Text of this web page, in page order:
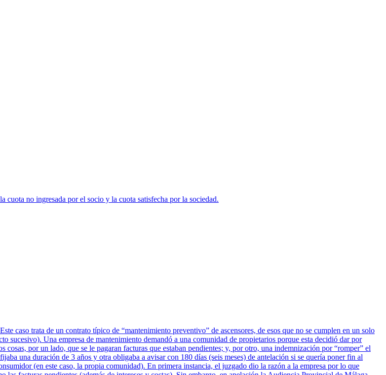
cuota no ingresada por el socio y la cuota satisfecha por la sociedad.
caso trata de un contrato típico de “mantenimiento preventivo” de ascensores, de esos que no se cumplen en un solo
sucesivo). Una empresa de mantenimiento demandó a una comunidad de propietarios porque esta decidió dar por
cosas, por un lado, que se le pagaran facturas que estaban pendientes; y, por otro, una indemnización por “romper” el
una duración de 3 años y otra obligaba a avisar con 180 días (seis meses) de antelación si se quería poner fin al
(en este caso, la propia comunidad). En primera instancia, el juzgado dio la razón a la empresa por lo que